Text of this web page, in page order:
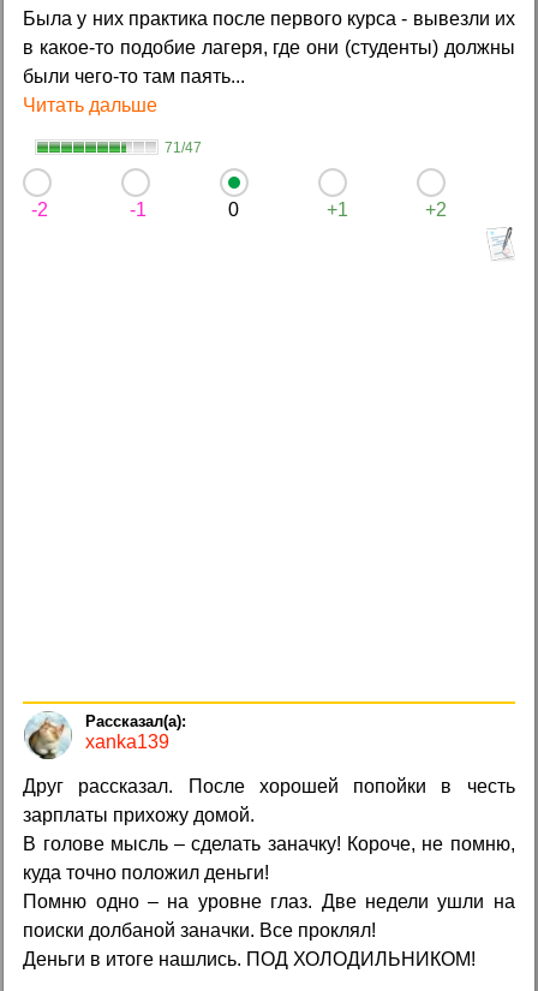
Была у них практика после первого курса - вывезли их
в какое-то подобие лагеря, где они (студенты) должны
были чего-то там паять...
Читать дальше
71/47
-2 -1 0 +1 +2
xanka139
Друг рассказал. После хорошей попойки в честь
зарплаты прихожу домой.
В голове мысль – сделать заначку! Короче, не помню,
куда точно положил деньги!
Помню одно – на уровне глаз. Две недели ушли на
поиски долбаной заначки. Все проклял!
Деньги в итоге нашлись. ПОД ХОЛОДИЛЬНИКОМ!